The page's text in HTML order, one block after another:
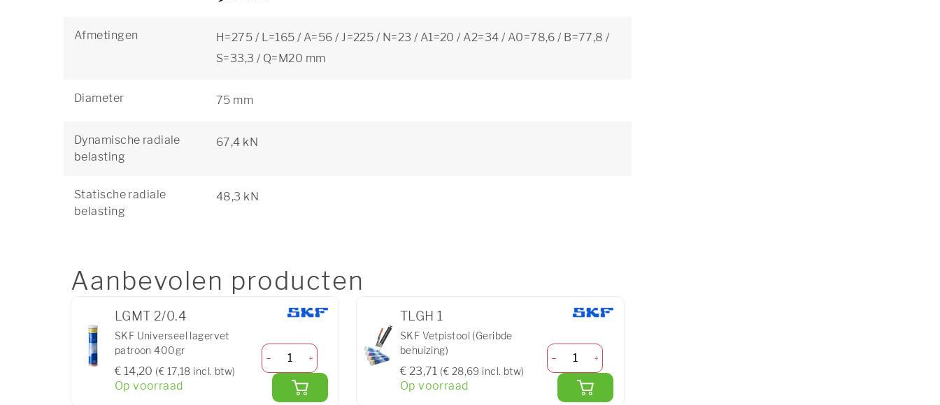
Afmetingen
H=275 / L=165 / A=56 / J=225 / N=23 / A1=20 / A2=34 / A0=78,6 / B=77,8 /
S=33,3 / Q=M20 mm
Diameter 75 mm
Dynamische radiale
belasting
67,4 kN
Statische radiale
belasting
48,3 kN
Aanbevolen producten
LGMT 2/0.4
SKF Universeel lagervet
patroon 400gr
€ 14,20 (€ 17,18 incl. btw)
Op voorraad
TLGH 1
SKF Vetpistool (Geribde
behuizing)
€ 23,71 (€ 28,69 incl. btw)
Op voorraad